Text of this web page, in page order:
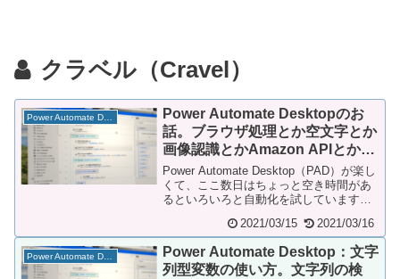
クラベル（Cravel）
Power Automate Desktop
Power Automate Desktopのお
話。ブラウザ処理とか空文字とか
画像認識とかAmazon APIとか、
使ってみて気づいたことなど
Power Automate Desktop（PAD）が楽し
くて、ここ数日はちょっと空き時間があ
るといろいろと自動化を試しています。
2021/03/15 2021/03/16
Power Automate Desktop
Power Automate Desktop：文字
列型変数の使い方。文字列の検